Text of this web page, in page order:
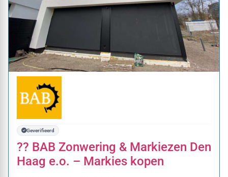
Geverifieerd
?? BAB Zonwering & Markiezen Den
Haag e.o. – Markies kopen